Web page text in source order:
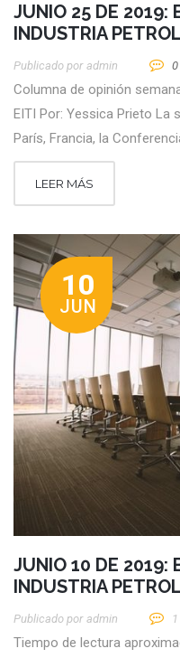
JUNIO 25 DE 2019:
INDUSTRIA
Publicado por Admin 0
Columna de opinión
EITI Por: Yessica Prieto La
París, Francia, la
LEER MÁS
10
JUN
JUNIO 10 DE 2019:
INDUSTRIA
Publicado por Admin 1
Tiempo de lectura